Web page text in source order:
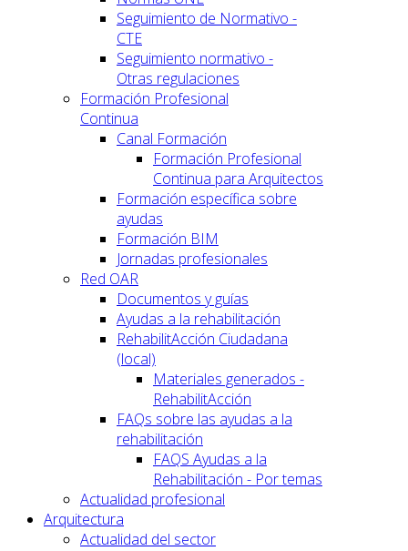
Seguimiento de Normativo -
CTE
Seguimiento normativo -
Otras regulaciones
Formación Profesional
Continua
Canal Formación
Formación Profesional
Continua para Arquitectos
Formación específica sobre
ayudas
Formación BIM
Jornadas profesionales
Red OAR
Documentos y guías
Ayudas a la rehabilitación
RehabilitAcción Ciudadana
(local)
Materiales generados -
RehabilitAcción
FAQs sobre las ayudas a la
rehabilitación
FAQS Ayudas a la
Rehabilitación - Por temas
Actualidad profesional
Arquitectura
Actualidad del sector